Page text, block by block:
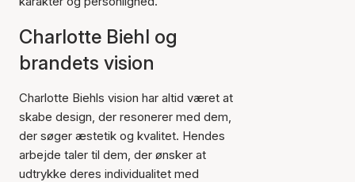
Charlotte Biehl og
brandets vision
Charlotte Biehls vision har altid været at
skabe design, der resonerer med dem,
der søger æstetik og kvalitet. Hendes
arbejde taler til dem, der ønsker at
udtrykke deres individualitet med